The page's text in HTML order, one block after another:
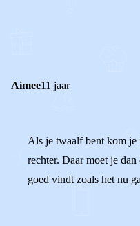
Aimee11 jaar
Als je twaalf bent kom je
rechter. Daar moet je
goed vindt zoals het nu